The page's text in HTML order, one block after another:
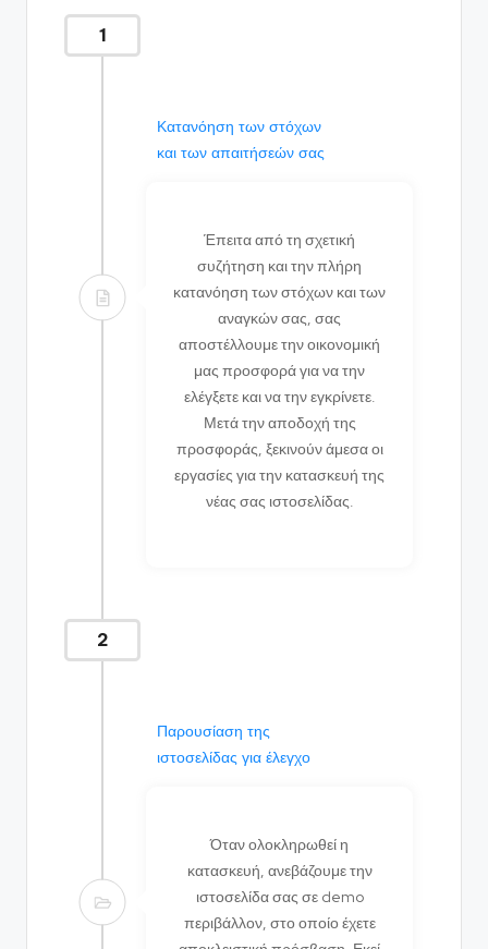
1
Κατανόηση των στόχων
και των απαιτήσεών σας
Έπειτα από τη σχετική
συζήτηση και την πλήρη
κατανόηση των στόχων και των
αναγκών σας, σας
αποστέλλουμε την οικονομική
μας προσφορά για να την
ελέγξετε και να την εγκρίνετε.
Μετά την αποδοχή της
προσφοράς, ξεκινούν άμεσα οι
εργασίες για την κατασκευή της
νέας σας ιστοσελίδας.
2
Παρουσίαση της
ιστοσελίδας για έλεγχο
Όταν ολοκληρωθεί η
κατασκευή, ανεβάζουμε την
ιστοσελίδα σας σε demo
περιβάλλον, στο οποίο έχετε